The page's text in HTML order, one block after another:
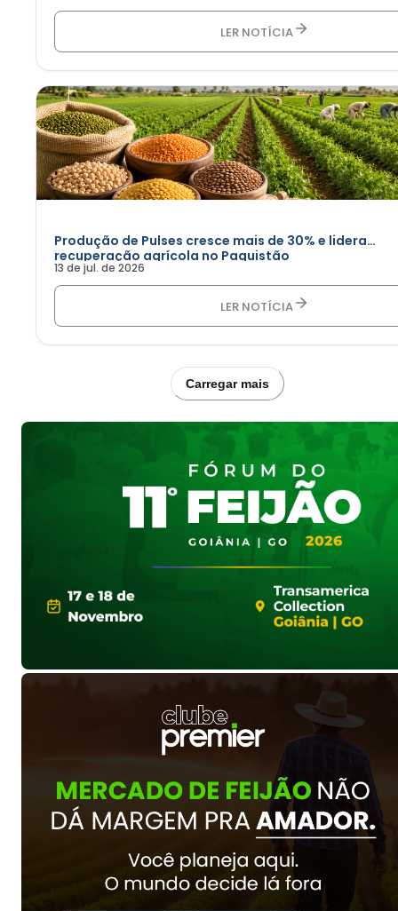
LER NOTÍCIA
Produção de Pulses cresce mais de 30% e lidera
recuperação agrícola no Paquistão
13 de jul. de 2026
LER NOTÍCIA
Carregar mais